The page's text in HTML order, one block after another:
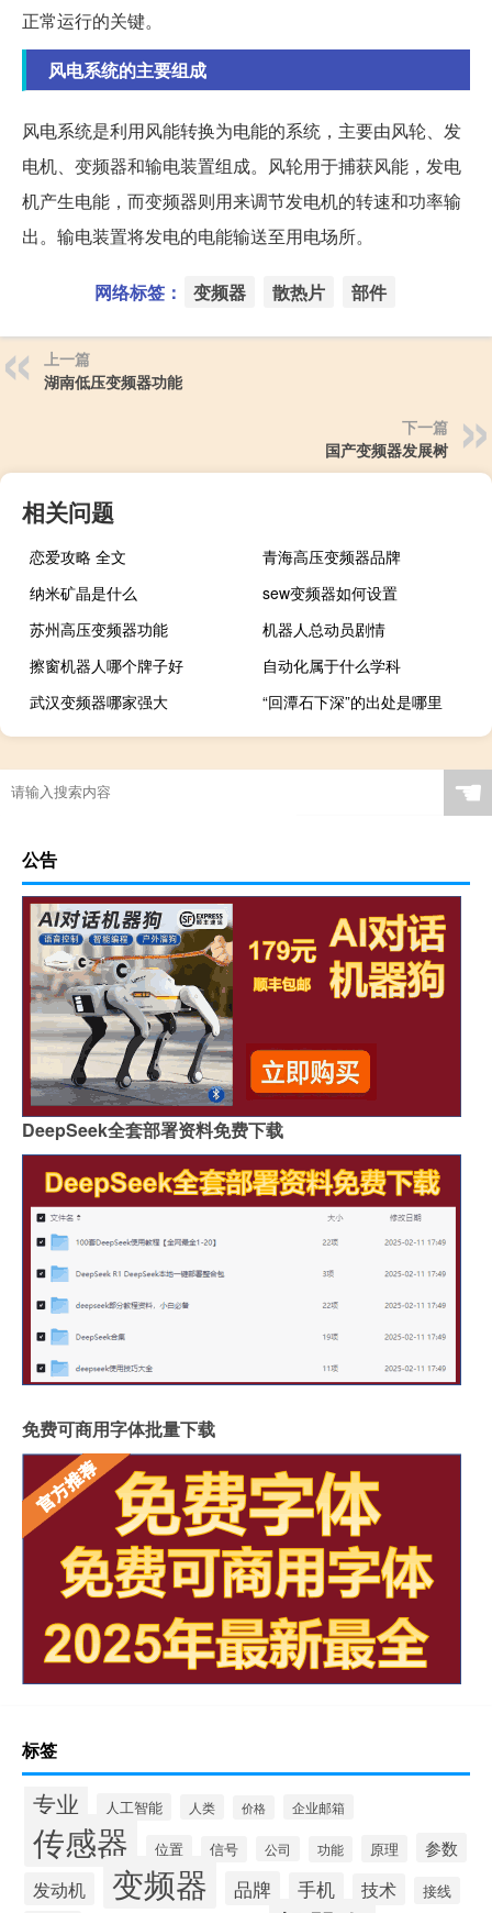
正常运行的关键。
风电系统的主要组成
风电系统是利用风能转换为电能的系统，主要由风轮、发
电机、变频器和输电装置组成。风轮用于捕获风能，发电
机产生电能，而变频器则用来调节发电机的转速和功率输
出。输电装置将发电的电能输送至用电场所。
网络标签： 变频器 散热片 部件
上一篇
湖南低压变频器功能
下一篇
国产变频器发展树
相关问题
恋爱攻略 全文
青海高压变频器品牌
纳米矿晶是什么
sew变频器如何设置
苏州高压变频器功能
机器人总动员剧情
擦窗机器人哪个牌子好
自动化属于什么学科
武汉变频器哪家强大
“回潭石下深”的出处是哪里
☚
公告
DeepSeek全套部署资料免费下载
免费可商用字体批量下载
标签
专业 人工智能 人类 价格 企业邮箱
传感器 位置 信号 公司 功能 原理 参数
发动机 变频器 品牌 手机 技术 接线